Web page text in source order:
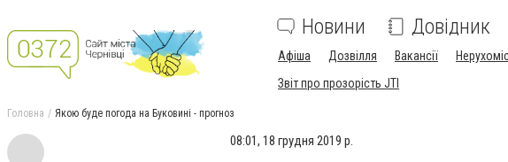
Новини Довідник
Афіша Дозвілля Вакансії
Звіт про прозорість JTI
Головна Якою буде погода на Буковині - прогноз
08:01, 18 грудня 2019 р.